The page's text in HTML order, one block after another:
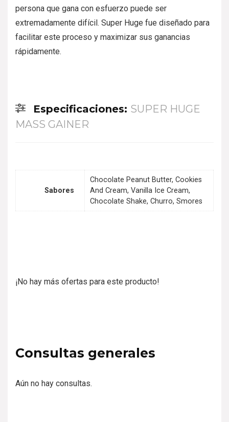
persona que gana con esfuerzo puede ser
extremadamente difícil. Super Huge fue diseñado para
facilitar este proceso y maximizar sus ganancias
rápidamente.
Especificaciones: SUPER HUGE
MASS GAINER
Sabores
Chocolate Peanut Butter, Cookies
And Cream, Vanilla Ice Cream,
Chocolate Shake, Churro, Smores
¡No hay más ofertas para este producto!
Consultas generales
Aún no hay consultas.